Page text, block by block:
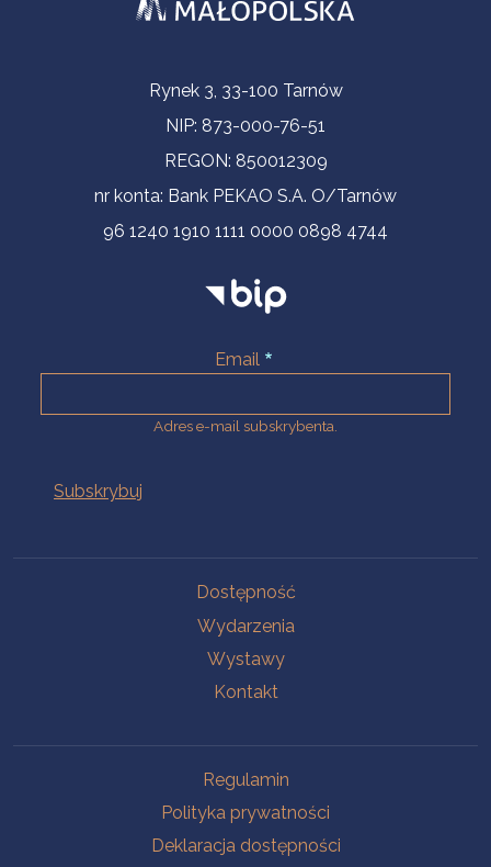
Informacje kontaktoweRynek 3, 33-100 Tarnów
NIP: 873-000-76-51
REGON: 850012309
nr konta: Bank PEKAO S.A. O/Tarnów
96 1240 1910 1111 0000 0898 4744
Email
Adres e-mail subskrybenta.
Dostępność
Wydarzenia
Wystawy
Kontakt
Regulamin
Polityka prywatności
Deklaracja dostępności